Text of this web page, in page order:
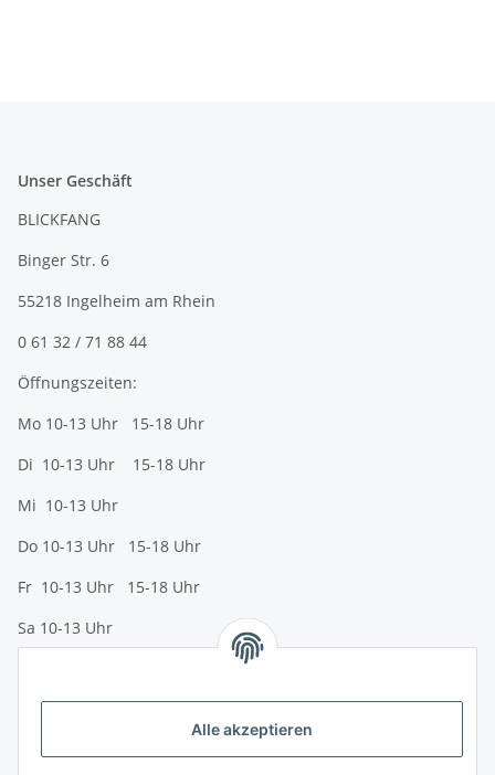
Alle akzeptieren
Unser Geschäft
BLICKFANG
Binger Str. 6
55218 Ingelheim am Rhein
0 61 32 / 71 88 44
Öffnungszeiten:
Mo 10-13 Uhr 15-18 Uhr
Di 10-13 Uhr 15-18 Uhr
Mi 10-13 Uhr
Do 10-13 Uhr 15-18 Uhr
Fr 10-13 Uhr 15-18 Uhr
Sa 10-13 Uhr
Vorkasse (per Bank-Überweisung)